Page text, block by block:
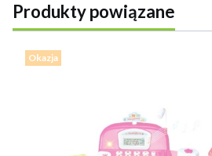
Produkty powiązane
Okazja